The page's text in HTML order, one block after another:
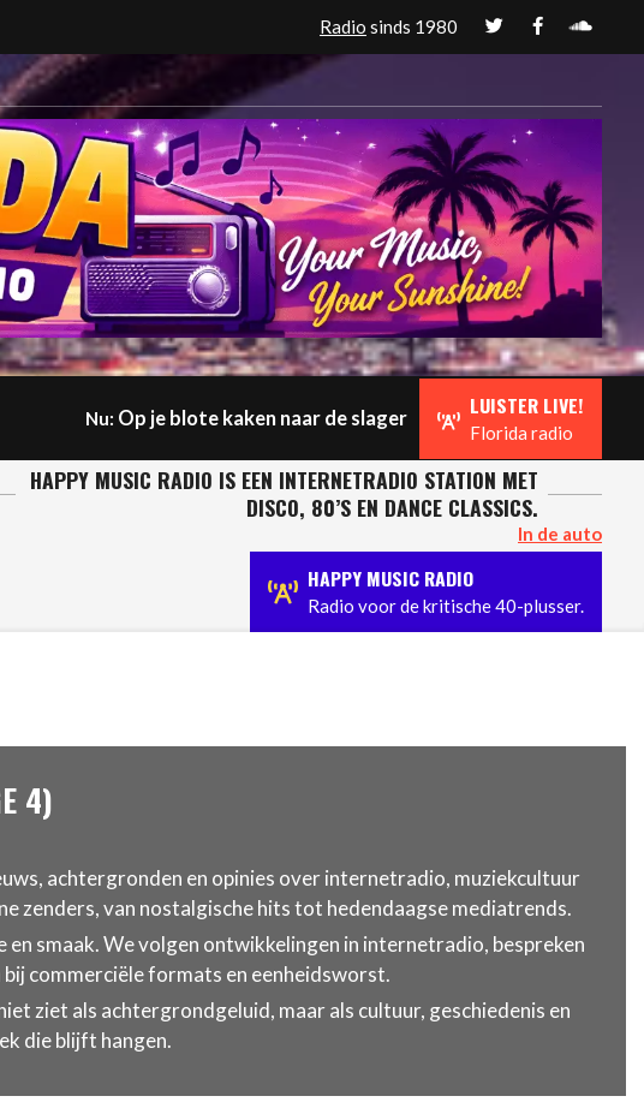
Radio sinds 1980
Nu: Op je blote kaken naar de slager LUISTER LIVE!
Florida radio
legendarische stem van Earth & Fire
HAPPY MUSIC RADIO IS EEN INTERNETRADIO STATION MET
DISCO, 80’S EN DANCE CLASSICS.
In de auto
HAPPY MUSIC RADIO
Radio voor de kritische 40-plusser.
4)
achtergronden en opinies over internetradio, muziekcultuur
zenders, van nostalgische hits tot hedendaagse mediatrends.
smaak. We volgen ontwikkelingen in internetradio, bespreken
commerciële formats en eenheidsworst.
ziet als achtergrondgeluid, maar als cultuur, geschiedenis en
die blijft hangen.